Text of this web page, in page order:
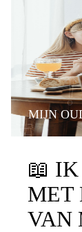
MIJN
📖 IK
MET
VAN